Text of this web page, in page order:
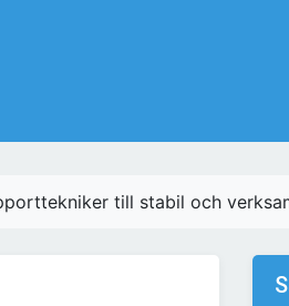
till stabil och